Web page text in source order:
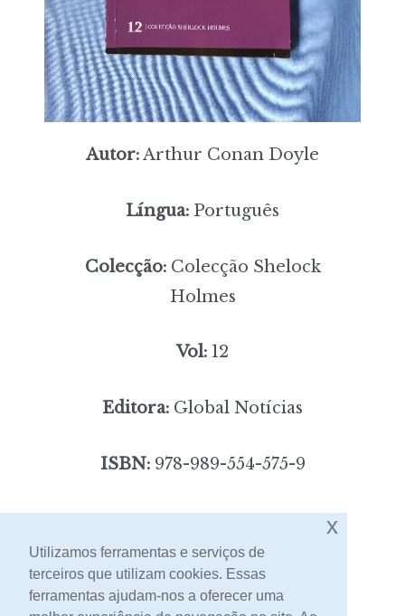
Autor:Arthur Conan Doyle
Língua: Português
Colecção:Colecção Shelock
Holmes
Vol: 12
Editora: Global Notícias
ISBN:978-989-554-575-9
[portes incluídos]
Contacto
Utilizamos ferramentas e serviços de
terceiros que utilizam cookies. Essas
ferramentas ajudam-nos a oferecer uma
x